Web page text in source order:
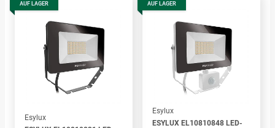
AUF LAGER
Esylux
AUF LAGER
Esylux
ESYLUX EL10810848 LED-